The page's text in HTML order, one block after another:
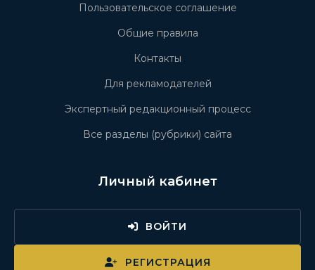
Пользовательское соглашение
Общие правила
Контакты
Для рекламодателей
Экспертный редакционный процесс
Все разделы (рубрики) сайта
Личный кабинет
ВОЙТИ
РЕГИСТРАЦИЯ